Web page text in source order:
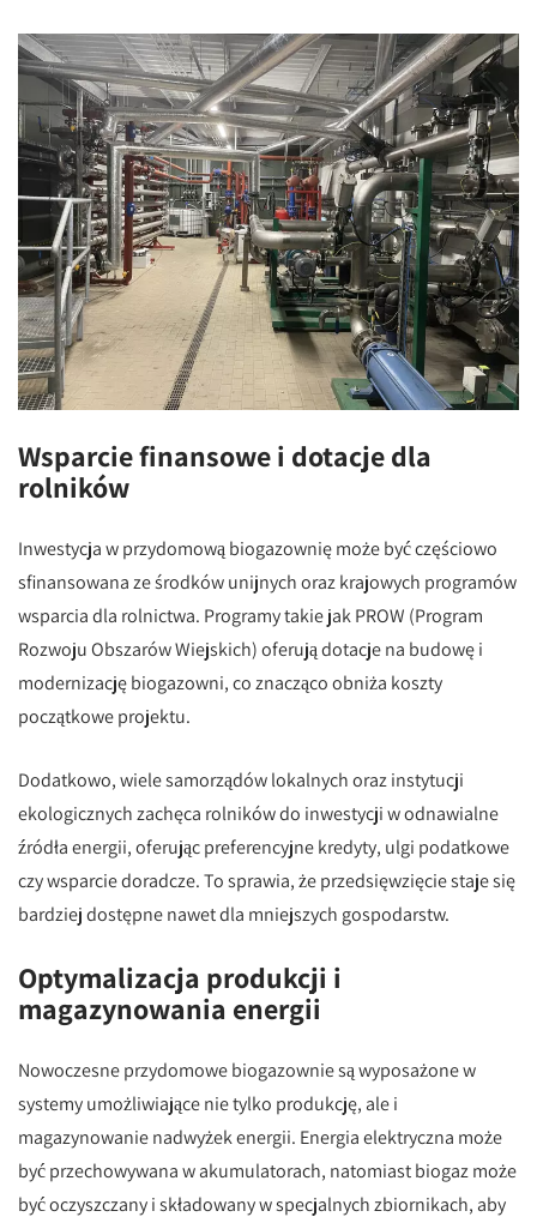
Wsparcie finansowe i dotacje dla
rolników
Inwestycja w przydomową biogazownię może być częściowo
sfinansowana ze środków unijnych oraz krajowych programów
wsparcia dla rolnictwa. Programy takie jak PROW (Program
Rozwoju Obszarów Wiejskich) oferują dotacje na budowę i
modernizację biogazowni, co znacząco obniża koszty
początkowe projektu.
Dodatkowo, wiele samorządów lokalnych oraz instytucji
ekologicznych zachęca rolników do inwestycji w odnawialne
źródła energii, oferując preferencyjne kredyty, ulgi podatkowe
czy wsparcie doradcze. To sprawia, że przedsięwzięcie staje się
bardziej dostępne nawet dla mniejszych gospodarstw.
Optymalizacja produkcji i
magazynowania energii
Nowoczesne przydomowe biogazownie są wyposażone w
systemy umożliwiające nie tylko produkcję, ale i
magazynowanie nadwyżek energii. Energia elektryczna może
być przechowywana w akumulatorach, natomiast biogaz może
być oczyszczany i składowany w specjalnych zbiornikach, aby